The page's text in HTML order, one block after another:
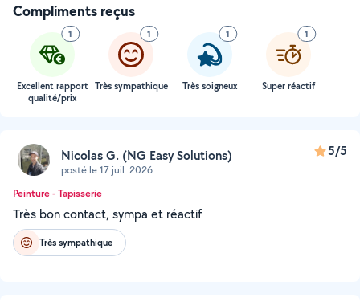
Compliments reçus
1
Excellent rapport
qualité/prix
1
Très sympathique
1
Très soigneux
1
Super réactif
Nicolas G. (NG Easy Solutions)
posté le 17 juil. 2026
5/5
Peinture - Tapisserie
Très bon contact, sympa et réactif
Très sympathique